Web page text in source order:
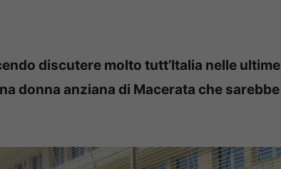
discutere molto tutt’Italia nelle ultime
donna anziana di Macerata che sarebbe